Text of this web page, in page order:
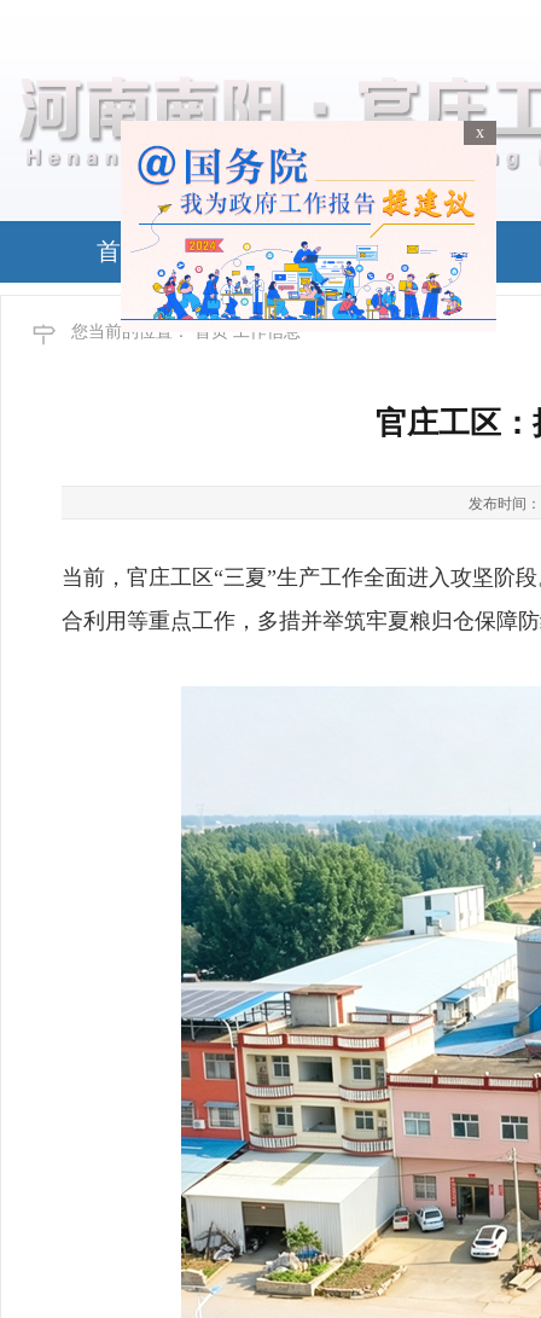
x
首页 政务公开
您当前的位置： 首页 工作信息
官庄工区
发布时间：
当前，官庄工区“三夏”生产工作全面进入攻坚阶
合利用等重点工作，多措并举筑牢夏粮归仓保障
x